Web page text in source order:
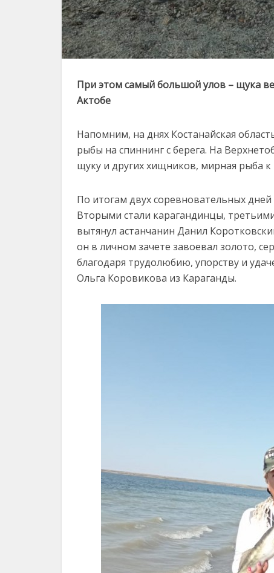
При этом самый большой улов – щука
Актобе
Напомним, на днях Костанайская
рыбы на спиннинг с берега. На
щуку и других хищников, мирная рыба
По итогам двух соревновательных дней
Вторыми стали карагандинцы,
вытянул астанчанин Данил
он в личном зачете завоевал золото,
благодаря трудолюбию, упорству и
Ольга Коровикова из Караганды.